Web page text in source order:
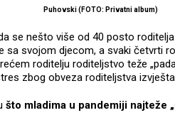
Puhovski (FOTO: Privatni album)
se nešto više od 40 posto
sa svojom djecom, a svaki četvrti
roditelju roditeljstvo teže
zbog obveza roditeljstva
što mladima u pandemiji najteže